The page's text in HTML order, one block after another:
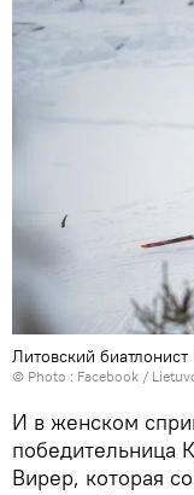
Литовский
© Photo : Facebook /
И в женском
победительница
Вирер, которая